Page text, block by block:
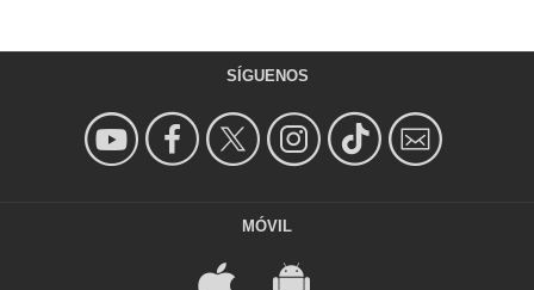
SÍGUENOS
MÓVIL